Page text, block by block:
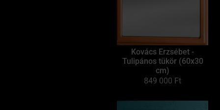
Kovács Erzsébet -
Tulipános tükör (60x30
cm)
849 000 Ft